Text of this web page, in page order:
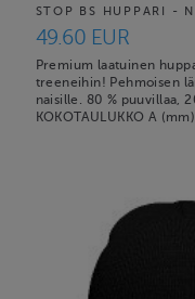
STOP BS HUPPARI -
49.60 EUR
Premium laatuinen
treeneihin! Pehmoisen
naisille. 80 % puuvillaa,
KOKOTAULUKKO A (mm)